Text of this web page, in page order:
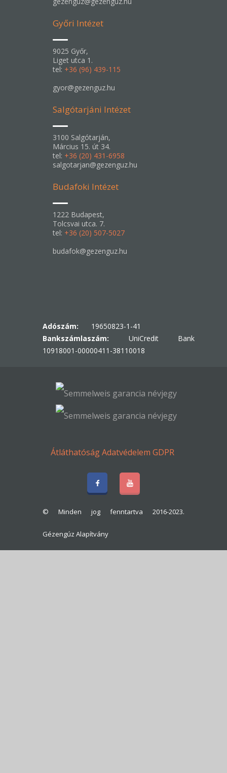
Győri Intézet
9025 Győr,
Liget utca 1.
tel: +36 (96) 439-115
gyor@gezenguz.hu
Salgótarjáni Intézet
3100 Salgótarján,
Március 15. út 34.
tel: +36 (20) 431-6958
salgotarjan@gezenguz.hu
Budafoki Intézet
1222 Budapest,
Tolcsvai utca. 7.
tel: +36 (20) 507-5027
budafok@gezenguz.hu
Adószám: 19650823-1-41
Bankszámlaszám: UniCredit Bank
10918001-00000411-38110018
ÁtláthatóságAdatvédelem GDPR
© Minden jog fenntartva 2016-2023.
Gézengúz Alapítvány